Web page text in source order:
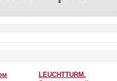
LEUCHTTURM.